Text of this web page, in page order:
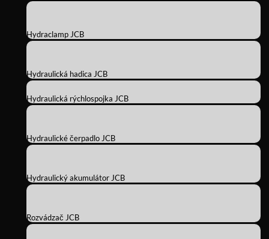
Hydraclamp JCB
Hydraulická hadica JCB
Hydraulická rýchlospojka JCB
Hydraulické čerpadlo JCB
Hydraulický akumulátor JCB
Rozvádzač JCB